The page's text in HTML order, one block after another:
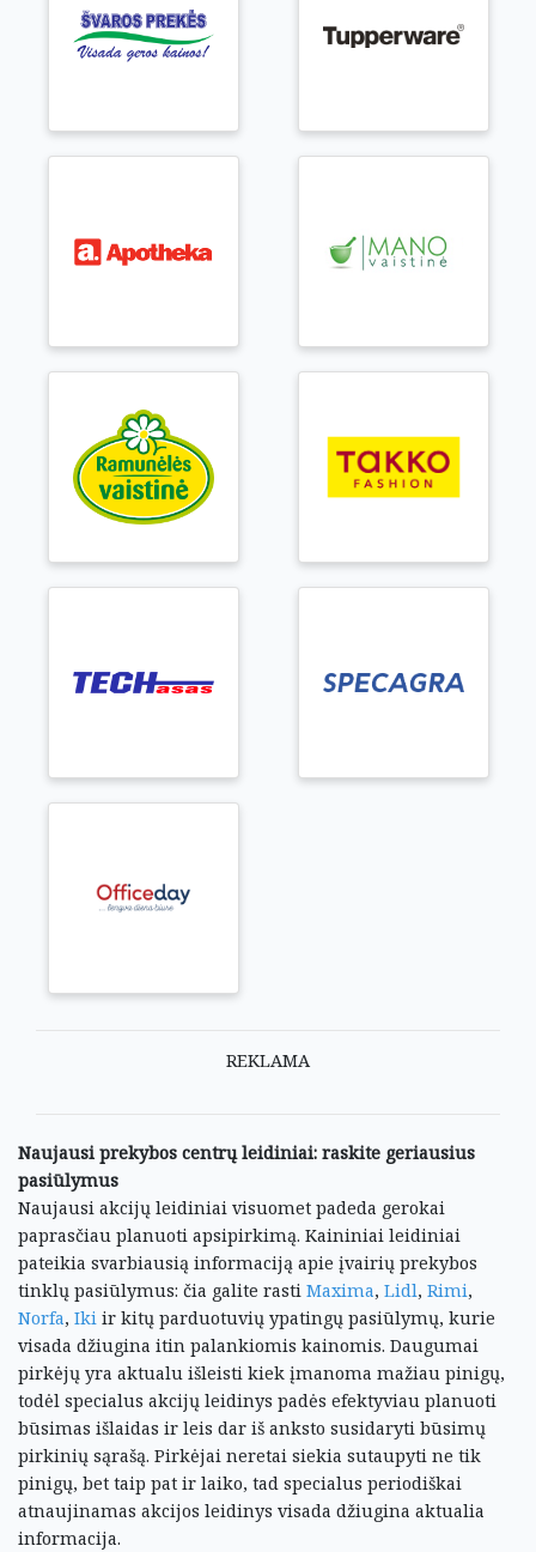
REKLAMA
Naujausi prekybos centrų leidiniai: raskite geriausius
pasiūlymus
Naujausi akcijų leidiniai visuomet padeda gerokai
paprasčiau planuoti apsipirkimą. Kaininiai leidiniai
pateikia svarbiausią informaciją apie įvairių prekybos
tinklų pasiūlymus: čia galite rasti Maxima, Lidl, Rimi,
Norfa, Iki ir kitų parduotuvių ypatingų pasiūlymų, kurie
visada džiugina itin palankiomis kainomis. Daugumai
pirkėjų yra aktualu išleisti kiek įmanoma mažiau pinigų,
todėl specialus akcijų leidinys padės efektyviau planuoti
būsimas išlaidas ir leis dar iš anksto susidaryti būsimų
pirkinių sąrašą. Pirkėjai neretai siekia sutaupyti ne tik
pinigų, bet taip pat ir laiko, tad specialus periodiškai
atnaujinamas akcijos leidinys visada džiugina aktualia
informacija.